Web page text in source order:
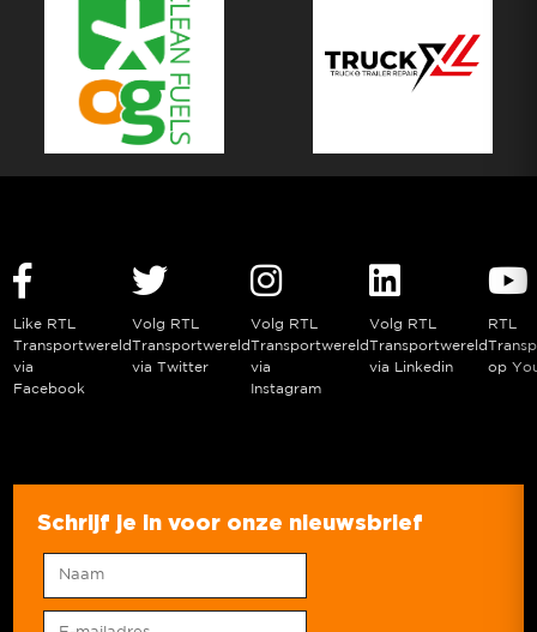
Like RTL
Transportwereld
via
Facebook
Volg RTL
Transportwereld
via Twitter
Volg RTL
Transportwereld
via
Instagram
Volg RTL
Transportwereld
via Linkedin
RTL
op
Schrijf je in voor onze nieuwsbrief